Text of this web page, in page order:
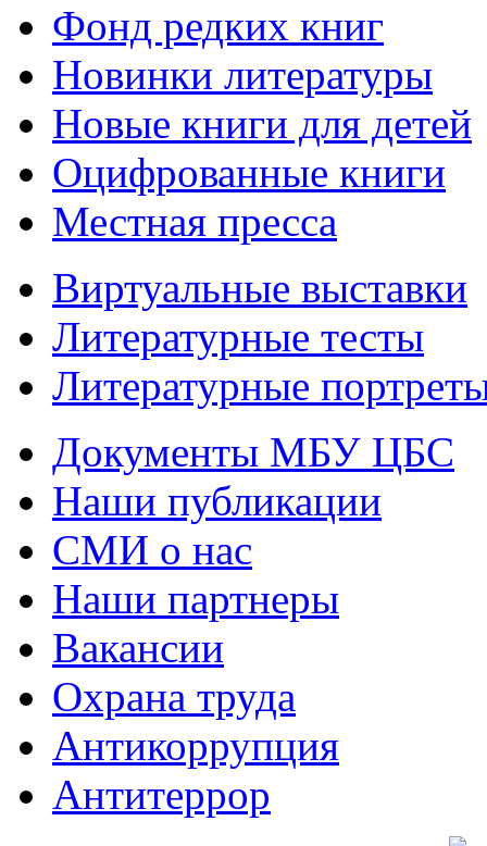
Фонд редких книг
Новинки литературы
Новые книги для детей
Оцифрованные книги
Местная пресса
Виртуальные выставки
Литературные тесты
Литературные
Документы МБУ ЦБС
Наши публикации
СМИ о нас
Наши партнеры
Вакансии
Охрана труда
Антикоррупция
Антитеррор